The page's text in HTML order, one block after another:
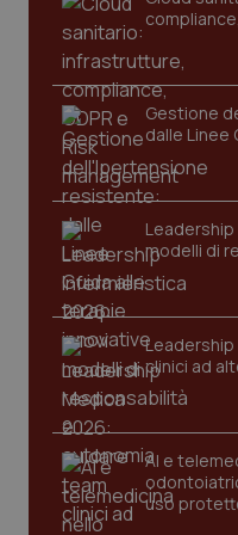
Gestione
dalle Linee
modelli di
clinici ad
AI e
uso
Necessari
I cookie necessari
sito web
navigazione sulle
protette del sito. Il
funzionare
Nome
ps_abtest_uid
CookieScriptConsent